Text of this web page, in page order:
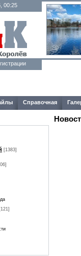
00:25
Справочная
[1383]
[121]